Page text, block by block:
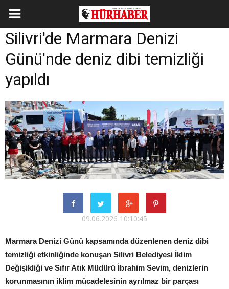
Silivri'de Marmara Denizi
Günü'nde deniz dibi temizliği
yapıldı
09.06.2026 10:10:45
Marmara Denizi Günü kapsamında düzenlenen deniz dibi
temizliği etkinliğinde konuşan Silivri Belediyesi İklim
Değişikliği ve Sıfır Atık Müdürü İbrahim Sevim, denizlerin
korunmasının iklim mücadelesinin ayrılmaz bir parçası